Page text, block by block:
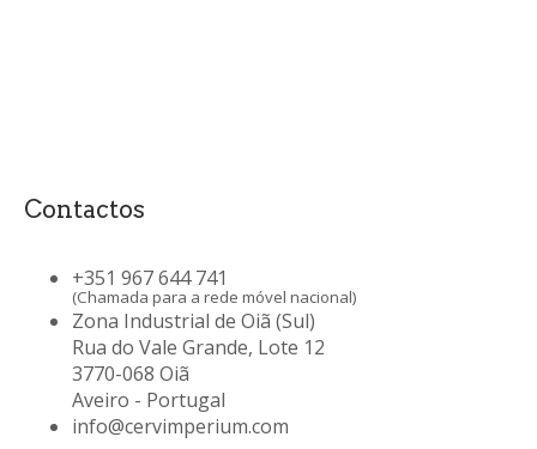
Contactos
+351 967 644 741
(Chamada para a rede móvel nacional)
Zona Industrial de Oiã (Sul)
Rua do Vale Grande, Lote 12
3770-068 Oiã
Aveiro - Portugal
info@cervimperium.com